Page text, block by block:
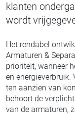
klanten
wordt
Het rendabel
Armaturen &
prioriteit, wanneer
en
ten aanzien van
behoort de
van de armaturen,